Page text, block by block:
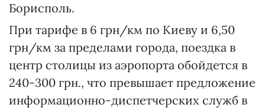
Борисполь.
При тарифе в 6 грн/км по Киеву и 6,50
грн/км за пределами города, поездка в
центр столицы из аэропорта обойдется в
240-300 грн., что превышает предложение
информационно-диспетчерских служб в